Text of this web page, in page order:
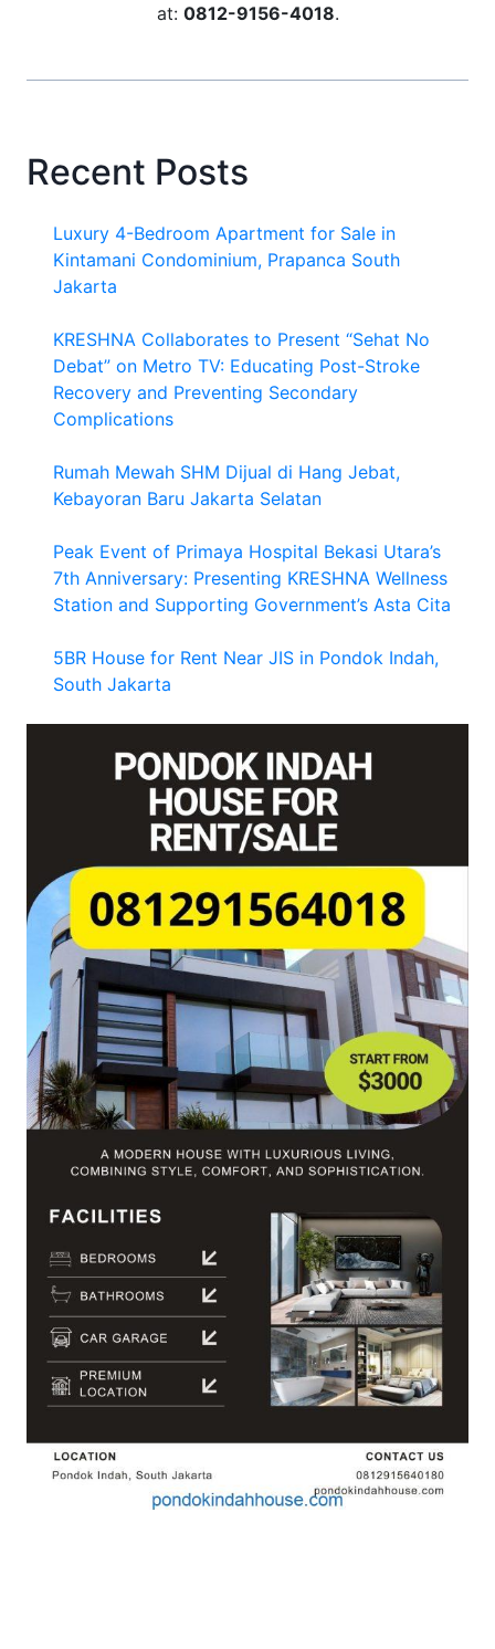
at: 0812-9156-4018.
Recent Posts
Luxury 4-Bedroom Apartment for Sale in
Kintamani Condominium, Prapanca South
Jakarta
KRESHNA Collaborates to Present “Sehat No
Debat” on Metro TV: Educating Post-Stroke
Recovery and Preventing Secondary
Complications
Rumah Mewah SHM Dijual di Hang Jebat,
Kebayoran Baru Jakarta Selatan
Peak Event of Primaya Hospital Bekasi Utara’s
7th Anniversary: Presenting KRESHNA Wellness
Station and Supporting Government’s Asta Cita
5BR House for Rent Near JIS in Pondok Indah,
South Jakarta